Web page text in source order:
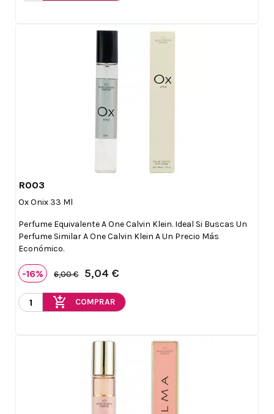
R003
Ox Onix 33 Ml
Perfume Equivalente A One Calvin Klein. Ideal Si Buscas Un
Perfume Similar A One Calvin Klein A Un Precio Más
Económico.
-16% 6,00 € 5,04 €
add_shopping_cart COMPRAR